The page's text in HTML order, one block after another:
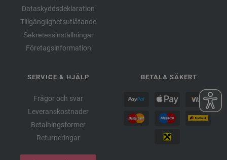
Dataskyddsdeklaration
Tillgänglighetsutlåtande
Sekretessinställningar
Företagsinformation
SERVICE & HJÄLP
Frågor och svar
Leveranskostnader
Betalningsformer
Returneringar
BETALA SÄKERT